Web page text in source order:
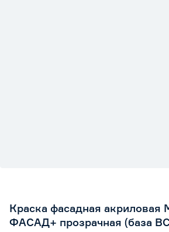
Краска фасадная акриловая
ФАСАД+ прозрачная (база